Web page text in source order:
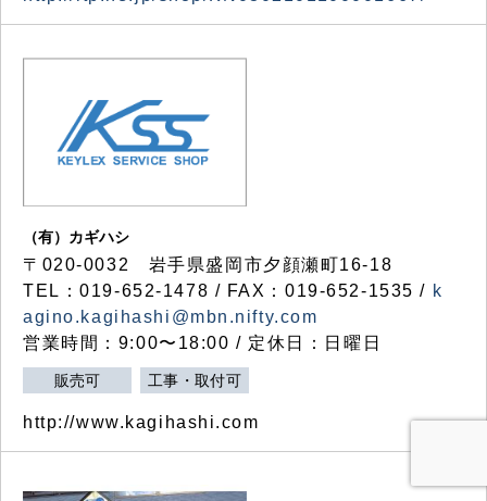
（有）カギハシ
〒020-0032 岩手県盛岡市夕顔瀬町16-18
TEL：019-652-1478 / FAX：019-652-1535 / k
agino.kagihashi@mbn.nifty.com
営業時間：9:00〜18:00 / 定休日：日曜日
販売可 工事・取付可
http://www.kagihashi.com